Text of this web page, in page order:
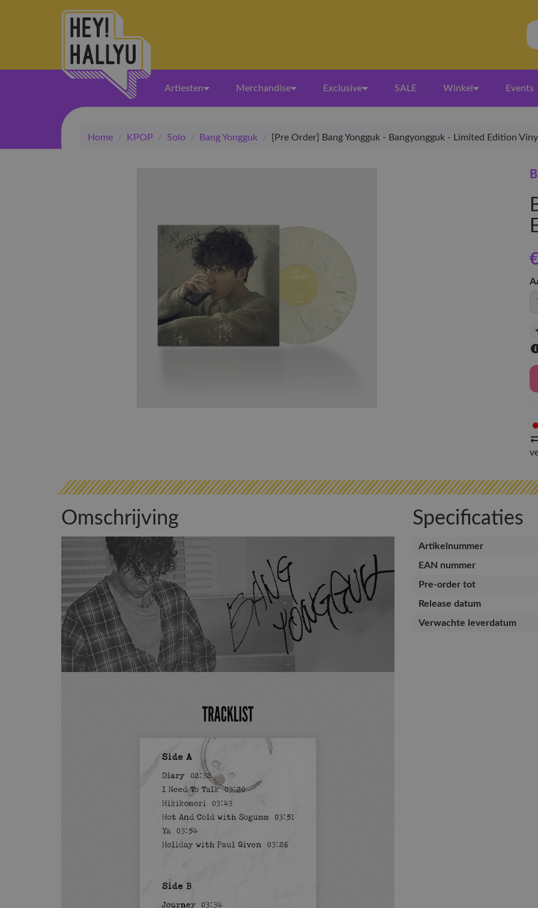
Artiesten Merchandise Exclusive SALE Winkel Events
Home / KPOP / Solo / Bang Yongguk / [Pre Order] Bang Yongguk - Bangyongguk - Limited Edition Vinyl
Omschrijving Specificaties
Artikelnummer
EAN nummer
Pre-order tot
Release datum
Verwachte leverdatum